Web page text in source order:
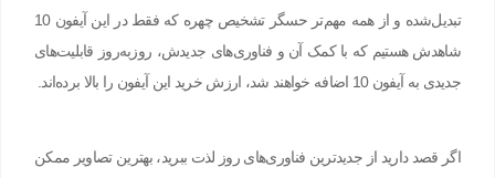
تبدیل‌شده و از همه مهم‌تر حسگر تشخیص چهره که فقط در این آیفون 10
شاهدش هستیم که با کمک آن و فناوری‌های جدیدش، روزبه‌روز قابلیت‌های
جدیدی به آیفون 10 اضافه خواهند شد، ارزش خرید این آیفون را بالا برده‌اند.
اگر قصد دارید از جدیدترین فناوری‌های روز لذت ببرید، بهترین تصاویر ممکن